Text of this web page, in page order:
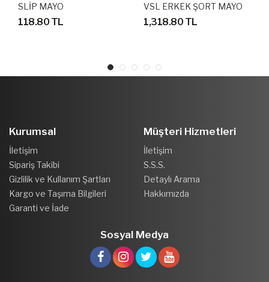
SLİP MAYO
118.80 TL
VSL ERKEK ŞORT MAYO
1,318.80 TL
Kurumsal
İletişim
Sipariş Takibi
Gizlilik ve Kullanım Şartları
Kargo ve Taşıma Bilgileri
Garanti ve İade
Müşteri Hizmetleri
İletişim
S.S.S.
Detaylı Arama
Hakkımızda
Sosyal Medya